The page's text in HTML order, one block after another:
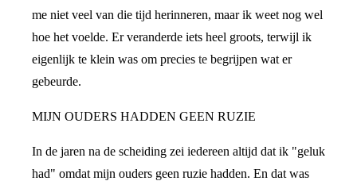
me niet veel van die tijd herinneren, maar ik weet nog wel
hoe het voelde. Er veranderde iets heel groots, terwijl ik
eigenlijk te klein was om precies te begrijpen wat er
gebeurde.
MIJN OUDERS HADDEN GEEN RUZIE
In de jaren na de scheiding zei iedereen altijd dat ik "geluk
had" omdat mijn ouders geen ruzie hadden. En dat was